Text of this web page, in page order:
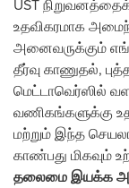
UST
உதவிகரமாக
அனைவருக்கும்
தீர்வு காணுதல்,
மெட்டாவெர்ஸில்
வணிகங்களுக்கு
மற்றும் இந்த
காண்பது மிகவும்
தலைமை இயக்க